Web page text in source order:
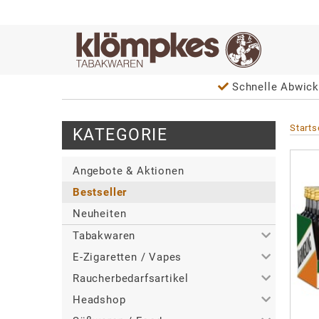
Schnelle
KATEGORIE
Angebote & Aktionen
Bestseller
Neuheiten
Tabakwaren
>Alle
>Zigaretten
>Zigarren / Zigarillos
E-Zigaretten / Vapes
>Alle
>Tabakerhitzer
Raucherbedarfsartikel
>Alle
Headshop